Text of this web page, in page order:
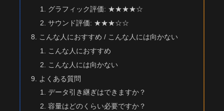
グラフィック評価: ★★★★☆
サウンド評価: ★★★☆☆
こんな人におすすめ / こんな人には向かない
こんな人におすすめ
こんな人には向かない
よくある質問
データ引き継ぎはできますか？
容量はどのくらい必要ですか？